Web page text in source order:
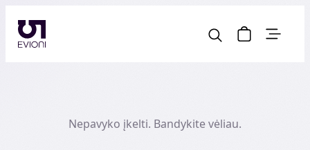
Nepavyko įkelti. Bandykite vėliau.